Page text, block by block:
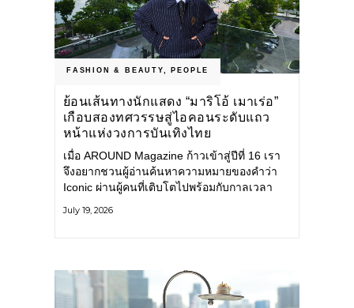
FASHION & BEAUTY, PEOPLE
ย้อนเส้นทางนักแสดง “มาริโอ้ เมาเร่อ”
เกือบสองทศวรรษสู่ไอคอนระดับแถว
หน้าแห่งวงการบันเทิงไทย
เมื่อ AROUND Magazine ก้าวเข้าสู่ปีที่ 16 เรา
จึงอยากชวนผู้อ่านค้นหาความหมายของคำว่า
Iconic ผ่านผู้คนที่เติบโตไปพร้อมกับกาลเวลา
คือ มาริโอ้ เมาเร่อ
July 19, 2026